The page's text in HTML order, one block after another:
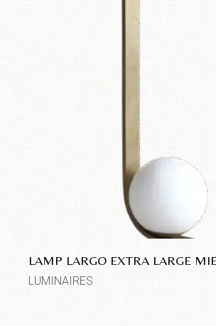
LAMP LARGO EXTRA LARGE
LUMINAIRES